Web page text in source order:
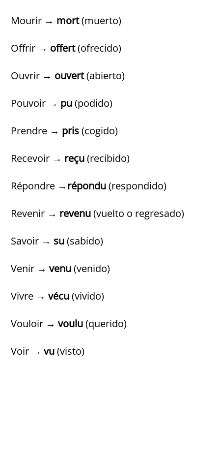
Mourir → mort(muerto)
Offrir → offert(ofrecido)
Ouvrir → ouvert(abierto)
Pouvoir → pu(podido)
Prendre → pris(cogido)
Recevoir → reçu(recibido)
Répondre →répondu(respondido)
Revenir → revenu(vuelto o regresado)
Savoir → su(sabido)
Venir →venu(venido)
Vivre →vécu(vivido)
Vouloir →voulu(querido)
Voir →vu(visto)